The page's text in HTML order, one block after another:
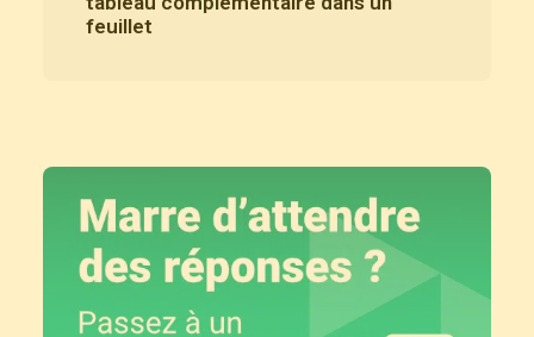
feuillet